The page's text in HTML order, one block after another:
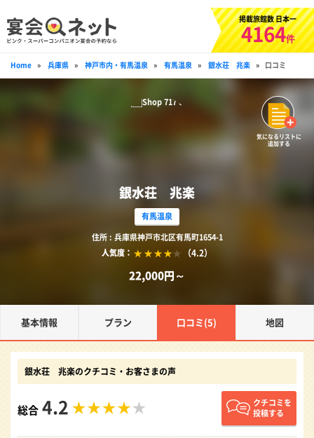
掲載旅館数 日本一
4164件
Home » 兵庫県 » 神戸市内・有馬温泉 » 有馬温泉 » 銀水荘 兆楽 » 口コミ
銀水荘 兆楽
有馬温泉
住所 : 兵庫県神戸市北区有馬町1654-1
人気度：
（4.2）
22,000円～
気になるリストに
追加する
基本情報 プラン 口コミ(5) 地図
銀水荘 兆楽のクチコミ・お客さまの声
総合 4.2
クチコミを
投稿する